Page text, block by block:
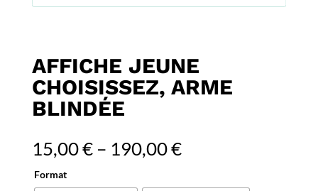
AFFICHE JEUNE
CHOISISSEZ, ARME
BLINDÉE
15,00€– 190,00€
Format